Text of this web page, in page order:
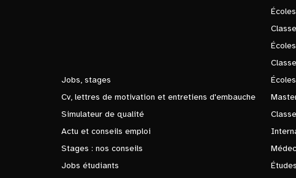
Jobs, stages
Cv, lettres de motivation et entretiens d'embauche
Simulateur de qualité
Actu et conseils emploi
Stages : nos conseils
Jobs étudiants